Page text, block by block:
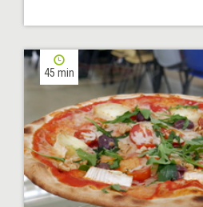
45 min